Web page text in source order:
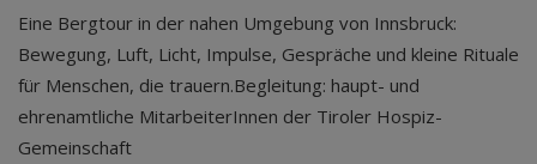
Eine Bergtour in der nahen Umgebung von Innsbruck:
Bewegung, Luft, Licht, Impulse, Gespräche und kleine Rituale
für Menschen, die trauern.Begleitung: haupt- und
ehrenamtliche MitarbeiterInnen der Tiroler Hospiz-
Gemeinschaft